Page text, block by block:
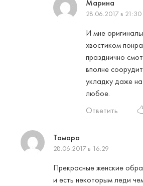
Марина
28.06.2017 в 21:30
И мне
хвостиком
празднично
вполне
укладку даже
любое.
Ответить
Тамара
28.06.2017 в 16:29
Прекрасные женские
и есть некоторым леди